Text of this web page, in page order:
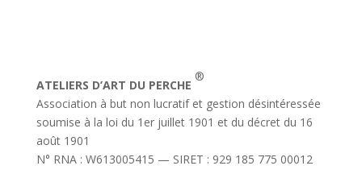
ATELIERS D’ART DU PERCHE
®
Association à but non lucratif et gestion désintéressée
soumise à la loi du 1er juillet 1901 et du décret du 16
août 1901
N° RNA : W613005415 — SIRET : 929 185 775 00012